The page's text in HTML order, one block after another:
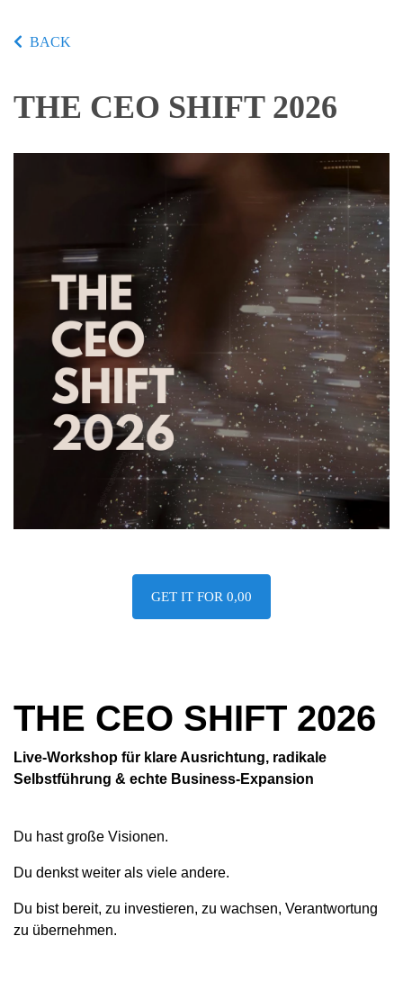
BACK
THE CEO SHIFT 2026
GET IT FOR 0,00
THE CEO SHIFT 2026
Live-Workshop für klare Ausrichtung, radikale
Selbstführung & echte Business-Expansion
Du hast große Visionen.
Du denkst weiter als viele andere.
Du bist bereit, zu investieren, zu wachsen, Verantwortung
zu übernehmen.